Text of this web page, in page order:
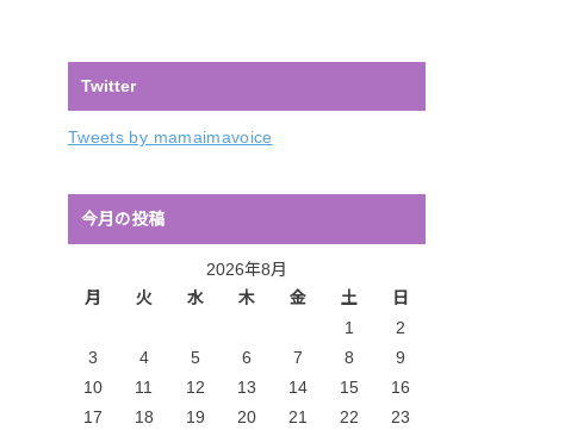
Twitter
Tweets by mamaimavoice
今月の投稿
2026年8月
月
火 水 木 金 土
日
1
2
3
4 5 6 7 8
9
10
11 12 13 14 15
16
17
18 19 20 21 22
23